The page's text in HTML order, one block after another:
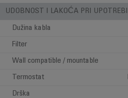
UDOBNOST I LAKOĆA PRI UPOTREBI
Dužina kabla
Filter
Wall compatible / mountable
Termostat
Drška